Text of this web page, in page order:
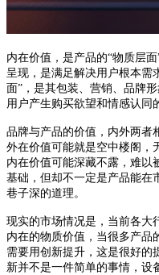
内在价值，是产品的“物质层
呈现，是满足解决用户根本需
面”，是其包装、营销、品牌
用户产生购买欲望和情感认同
品牌与产品的价值，内外两者
外在价值可能就是空中楼阁，
内在价值可能深藏不露，难以
基础，但却不一定是产品能在
巷子深的道理。
现实的市场情况是，当前各大
内在的物质价值，当很多产品
需要用创新提升，这是很好的
新并不是一件简单的事情，设